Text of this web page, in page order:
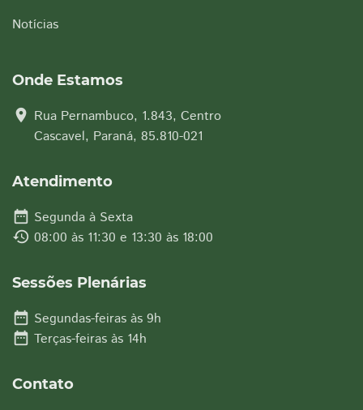
Notícias
Onde Estamos
location_on Rua Pernambuco, 1.843, Centro
Cascavel, Paraná, 85.810-021
Atendimento
date_range Segunda à Sexta
history 08:00 às 11:30 e 13:30 às 18:00
Sessões Plenárias
date_range Segundas-feiras às 9h
date_range Terças-feiras às 14h
Contato